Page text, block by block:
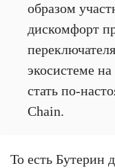
образом
дискомфорт
экосистеме
стать по-
Chain.
То есть Бутерин